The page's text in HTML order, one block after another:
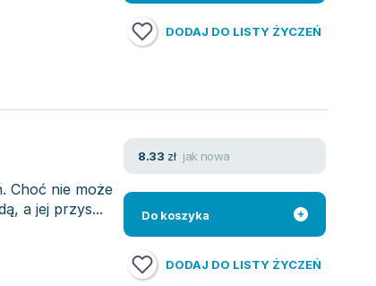
DODAJ DO LISTY ŻYCZEŃ
Choć nie może
a jej przys...
8.33 zł jak nowa
Do koszyka
DODAJ DO LISTY ŻYCZEŃ